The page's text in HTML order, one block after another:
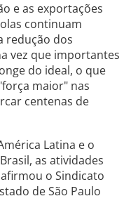
e as exportações
continuam
redução dos
vez que importantes
do ideal, o que
maior" nas
centenas de
Latina e o
as atividades
o Sindicato
de São Paulo